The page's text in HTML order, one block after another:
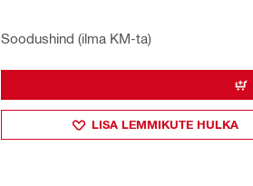
Soodushind (ilma KM-ta)
LISA LEMMIKUTE HULKA